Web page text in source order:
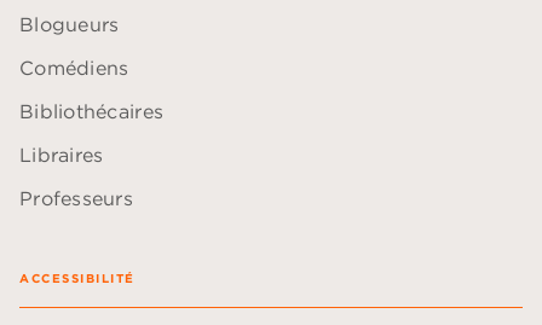
Blogueurs
Comédiens
Bibliothécaires
Libraires
Professeurs
ACCESSIBILITÉ